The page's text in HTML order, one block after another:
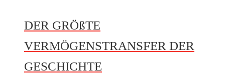
DER GRÖßTE
VERMÖGENSTRANSFER DER
GESCHICHTE